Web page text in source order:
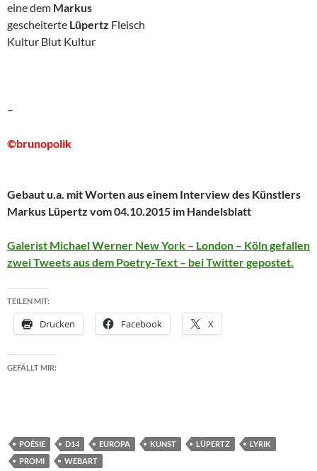
eine dem Markus
gescheiterte Lüpertz Fleisch
Kultur Blut Kultur
–
©brunopolik
Gebaut u.a. mit Worten aus einem Interview des Künstlers
Markus Lüpertz vom 04.10.2015 im Handelsblatt
Galerist Michael Werner New York – London – Köln gefallen
zwei Tweets aus dem Poetry-Text – bei Twitter gepostet.
TEILEN MIT:
Drucken Facebook X
GEFÄLLT MIR:
POÉSIE D14 EUROPA KUNST LÜPERTZ
LYRIK
PROMI
WEBART